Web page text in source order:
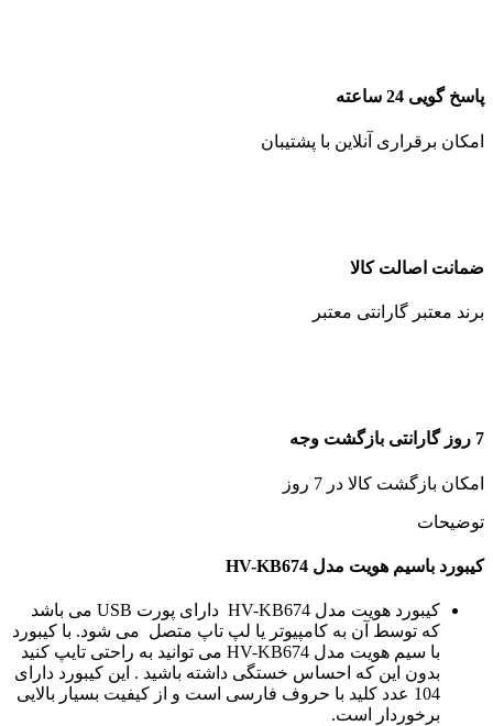
پاسخ گویی 24 ساعته
امکان برقراری آنلاین با پشتیبان
ضمانت اصالت کالا
برند معتبر گارانتی معتبر
7 روز گارانتی بازگشت وجه
امکان بازگشت کالا در 7 روز
توضیحات
كیبورد باسیم هویت مدل HV-KB674
کیبورد هویت مدل HV-KB674 دارای پورت USB می باشد
که توسط آن به کامپیوتر یا لپ تاپ متصل می شود. با كیبورد
با سیم هویت مدل HV-KB674 می توانید به راحتی تایپ کنید
بدون این که احساس خستگی داشته باشید . این کیبورد دارای
104 عدد کلید با حروف فارسی است و از کیفیت بسیار بالایی
برخوردار است.